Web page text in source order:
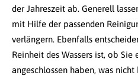
der Jahreszeit ab. Generell
mit Hilfe der passenden
verlängern. Ebenfalls
Reinheit des Wassers ist, ob Sie
angeschlossen haben, was